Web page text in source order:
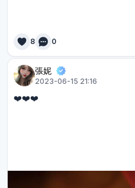
8 0
張妮
2023-06-15 21:16
❤️❤️❤️